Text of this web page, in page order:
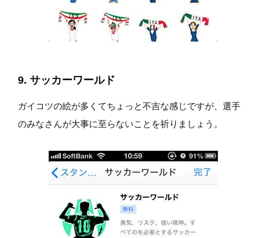
9. サッカーワールド
ガイコツの絵が多くてちょっと不吉な感じですが、選手
のみなさんが大事に至らないことを祈りましょう。